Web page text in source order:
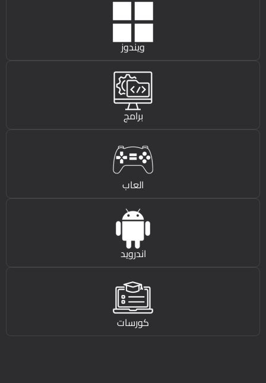
ويندوز
برامج
العاب
اندرويد
كورسات